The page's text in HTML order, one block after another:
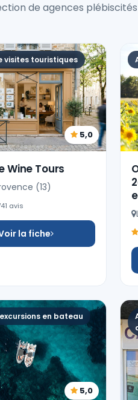
de agences
visites touristiques
5,0
Wine Tours
(13)
avis
la fiche
en bateau
5,0